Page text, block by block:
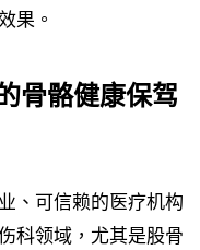
果。
骨骼健康保驾
、可信赖的医疗机构
科领域，尤其是股骨